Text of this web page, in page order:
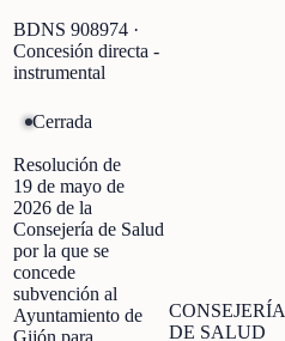
BDNS 908974 ·
Concesión directa -
instrumental
Cerrada
Resolución de
19 de mayo de
2026 de la
Consejería de Salud
por la que se
concede
subvención al
Ayuntamiento de
Gijón para
CONSEJERÍA
DE SALUD